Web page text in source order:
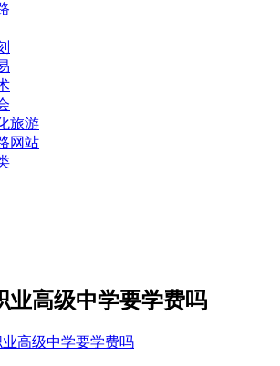
旅游
网站
业高级中学要学费吗
高级中学要学费吗